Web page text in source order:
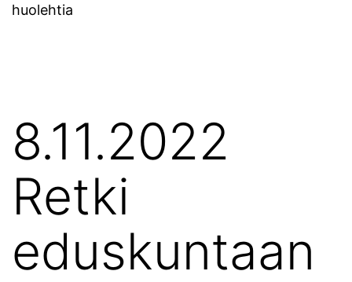
huolehtia
8.11.2022
Retki
eduskuntaan